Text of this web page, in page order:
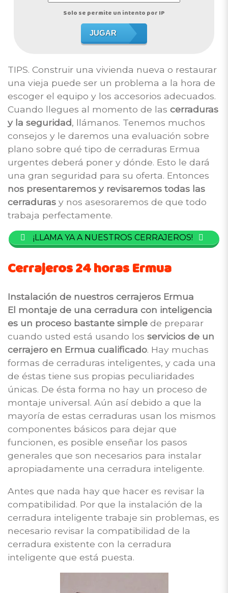
Solo se permite un intento por IP
JUGAR
TIPS. Construir una vivienda nueva o restaurar
una vieja puede ser un problema a la hora de
escoger el equipo y los accesorios adecuados.
Cuando llegues al momento de las cerraduras
y la seguridad, llámanos. Tenemos muchos
consejos y le daremos una evaluación sobre
plano sobre qué tipo de cerraduras Ermua
urgentes deberá poner y dónde. Esto le dará
una gran seguridad para su oferta. Entonces
nos presentaremos y revisaremos todas las
cerraduras y nos asesoraremos de que todo
trabaja perfectamente.
¡LLAMA YA A NUESTROS CERRAJEROS!
Cerrajeros 24 horas Ermua
Instalación de nuestros cerrajeros Ermua
El montaje de una cerradura con inteligencia
es un proceso bastante simple de preparar
cuando usted está usando los servicios de un
cerrajero en Ermua cualificado. Hay muchas
formas de cerraduras inteligentes, y cada una
de éstas tiene sus propias peculiaridades
únicas. De ésta forma no hay un proceso de
montaje universal. Aún así debido a que la
mayoría de estas cerraduras usan los mismos
componentes básicos para dejar que
funcionen, es posible enseñar los pasos
generales que son necesarios para instalar
apropiadamente una cerradura inteligente.
Antes que nada hay que hacer es revisar la
compatibilidad. Por que la instalación de la
cerradura inteligente trabaje sin problemas, es
necesario revisar la compatibilidad de la
cerradura existente con la cerradura
inteligente que está puesta.